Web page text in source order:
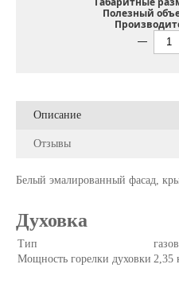
Полезный
Описание
Отзывы
Белый эмалированный фасад,
Духовка
Тип
Мощность горелки духовки 2,35